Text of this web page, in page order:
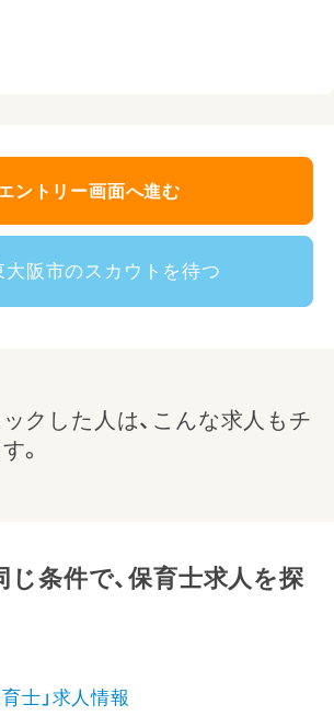
ントリー画面へ進む
大阪市のスカウトを待つ
クした人は、こんな求人もチ
。
じ条件で、保育士求人を探
士」求人情報